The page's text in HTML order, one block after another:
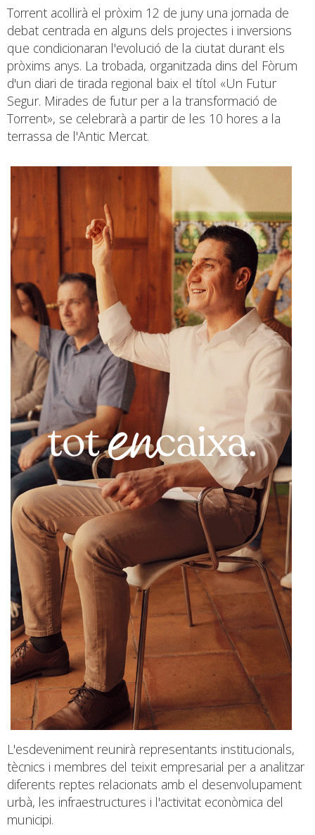
Torrent acollirà el pròxim 12 de juny una jornada de
debat centrada en alguns dels projectes i inversions
que condicionaran l'evolució de la ciutat durant els
pròxims anys. La trobada, organitzada dins del Fòrum
d'un diari de tirada regional baix el títol «Un Futur
Segur. Mirades de futur per a la transformació de
Torrent», se celebrarà a partir de les 10 hores a la
terrassa de l'Antic Mercat.
L'esdeveniment reunirà representants institucionals,
tècnics i membres del teixit empresarial per a analitzar
diferents reptes relacionats amb el desenvolupament
urbà, les infraestructures i l'activitat econòmica del
municipi.